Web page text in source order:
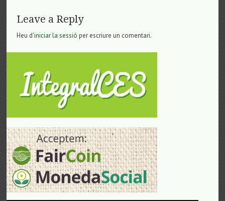
Leave a Reply
Heu d'iniciar la sessió per escriure un comentari.